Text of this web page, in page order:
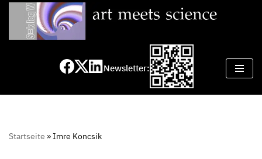
Zum
Newsletter:
Startseite »Imre Koncsik